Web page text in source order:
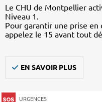
Le CHU de Montpellier
Niveau 1.
Pour garantir une prise en
appelez le 15 avant tout
EN SAVOIR PLUS
URGENCES